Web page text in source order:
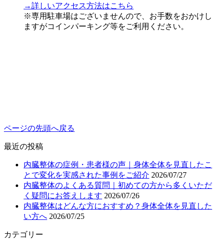
→詳しいアクセス方法はこちら
※専用駐車場はございませんので、お手数をおかけし
ますがコインパーキング等をご利用ください。
ページの先頭へ戻る
最近の投稿
内臓整体の症例・患者様の声｜身体全体を見直したこ
とで変化を実感された事例をご紹介 2026/07/27
内臓整体のよくある質問｜初めての方から多くいただ
く疑問にお答えします 2026/07/26
内臓整体はどんな方におすすめ？身体全体を見直した
い方へ 2026/07/25
カテゴリー